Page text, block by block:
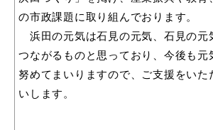
届出・証明
の市政課題に取り組んでおります。
浜田の元気は石見の元気、石見の元
つながるものと思っており、今後も元
努めてまいりますので、ご支援をいた
いします。